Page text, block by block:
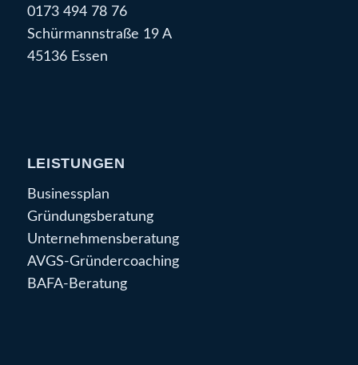
0173 494 78 76
Schürmannstraße 19 A
45136 Essen
LEISTUNGEN
Businessplan
Gründungsberatung
Unternehmensberatung
AVGS-Gründercoaching
BAFA-Beratung